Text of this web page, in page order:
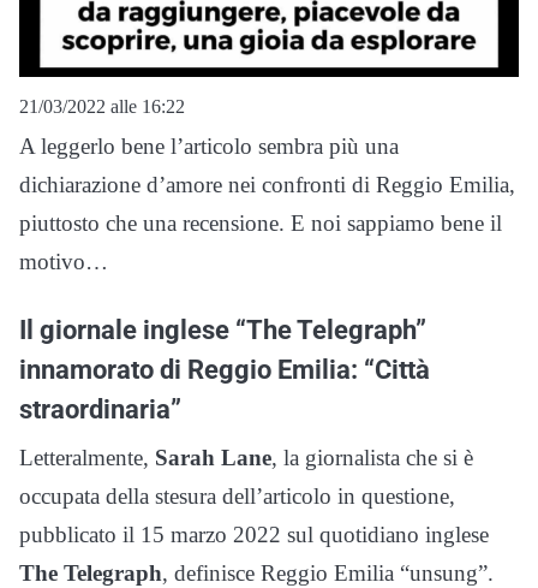
21/03/2022 alle 16:22
A leggerlo bene l’articolo sembra più una
dichiarazione d’amore nei confronti di Reggio Emilia,
piuttosto che una recensione. E noi sappiamo bene il
motivo…
Il giornale inglese “The Telegraph”
innamorato di Reggio Emilia: “Città
straordinaria”
Letteralmente, Sarah Lane, la giornalista che si è
occupata della stesura dell’articolo in questione,
pubblicato il 15 marzo 2022 sul quotidiano inglese
The Telegraph, definisce Reggio Emilia “unsung”.